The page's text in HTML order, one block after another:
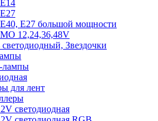
Е27 большой мощности
12,24,36,48V
Звездочки
для лент
светодиодная